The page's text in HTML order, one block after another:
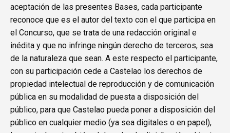
aceptación de las presentes Bases, cada participante
reconoce que es el autor del texto con el que participa en
el Concurso, que se trata de una redacción original e
inédita y que no infringe ningún derecho de terceros, sea
de la naturaleza que sean. A este respecto el participante,
con su participación cede a Castelao los derechos de
propiedad intelectual de reproducción y de comunicación
pública en su modalidad de puesta a disposición del
público, para que Castelao pueda poner a disposición del
público en cualquier medio (ya sea digitales o en papel),